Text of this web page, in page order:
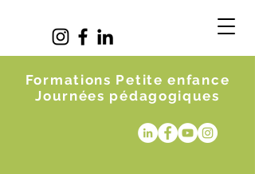
Formations Petite enfance
Journées pédagogiques